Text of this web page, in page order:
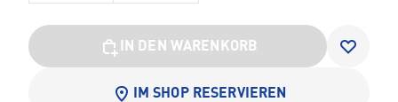
IN DEN WARENKORB
IM SHOP RESERVIEREN